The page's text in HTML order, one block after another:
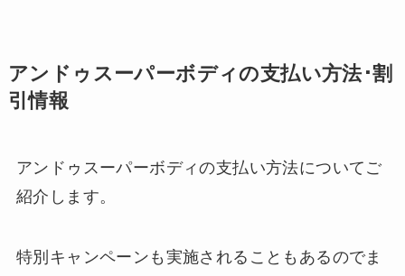
アンドゥスーパーボディの支払い方法･割
引情報
アンドゥスーパーボディの支払い方法についてご
紹介します。
特別キャンペーンも実施されることもあるのでま